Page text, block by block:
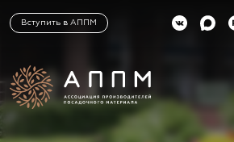
Вступить в АППМ